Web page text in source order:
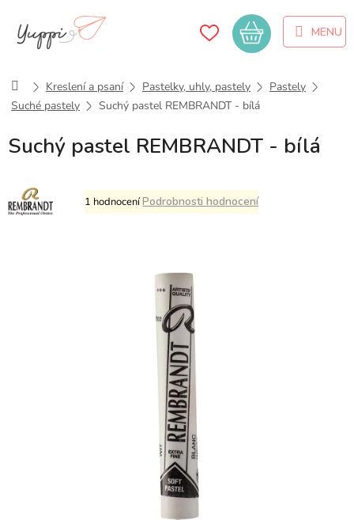
obsah
Nákupní
košík
DomůKreslení a psaní Pastelky, uhly, pastely
Pastely
Suché pastely
Suchý pastel REMBRANDT - bílá
Suchý pastel REMBRANDT - bílá
Průměrné
hodnocení
1 hodnoceníPodrobnosti hodnocení